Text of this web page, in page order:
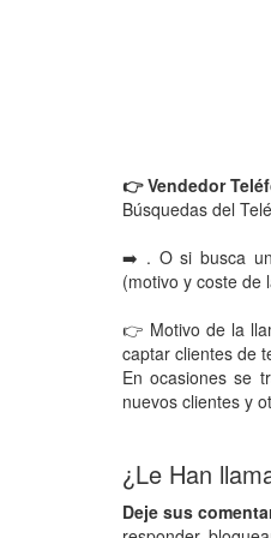
👉 Vendedor
Búsquedas del
➡️ . O si busca un
(motivo y coste de
👉 Motivo de la
captar clientes de
En ocasiones se
nuevos clientes y
¿Le Han
Deje sus